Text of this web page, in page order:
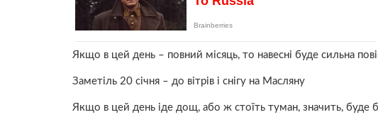
Якщо в цей день – повний місяць, то навесні буде сильна
Заметіль 20 січня – до вітрів і снігу на Масляну
Якщо в цей день іде дощ, або ж стоїть туман, значить, буде